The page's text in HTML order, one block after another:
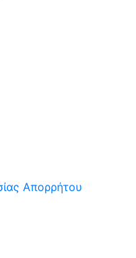
Απορρήτου